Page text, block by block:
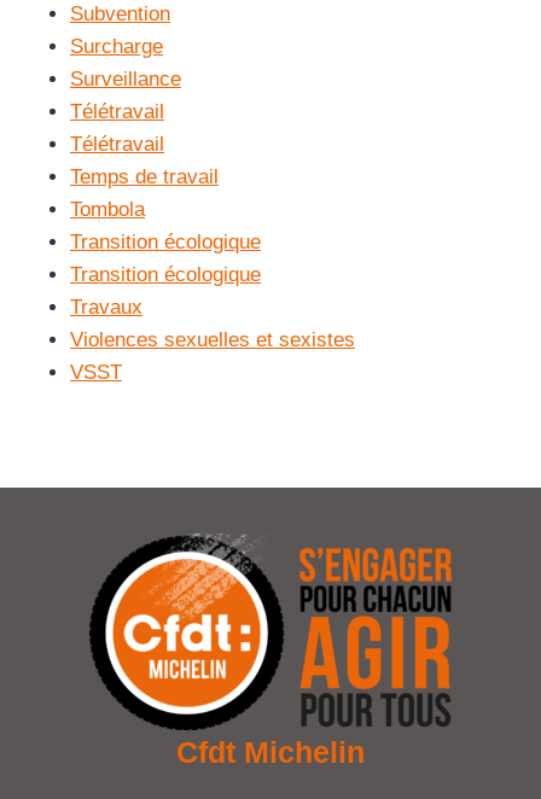
Subvention
Surcharge
Surveillance
Télétravail
Télétravail
Temps de travail
Tombola
Transition écologique
Transition écologique
Travaux
Violences sexuelles et sexistes
VSST
Cfdt Michelin